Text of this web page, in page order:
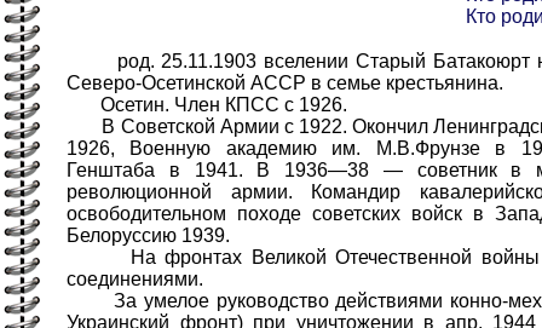
Кто
род. 25.11.1903 вселении Старый Батакоюрт
Северо-Осетинской АССР в семье крестьянина.
Осетин. Член КПСС с 1926.
В Советской Армии с 1922. Окончил
1926, Военную академию им. М.В.Фрунзе в
Генштаба в 1941. В 1936—38 — советник в
революционной армии. Командир
освободительном походе советских войск в
Белоруссию 1939.
На фронтах Великой Отечественной войны
соединениями.
За умелое руководство действиями конно-
Украинский фронт) при уничтожении в апр. 1944